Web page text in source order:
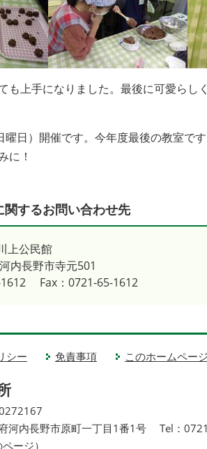
も上手になりました。最後に可愛らし
曜日）開催です。今年度最後の教室で
に！
関するお問い合わせ先
上公民館
河内長野市寺元501
Fax：0721-65-1612
シー 免責事項 このホームペー
内長野市原町一丁目1番1号
Tel：
ージ）